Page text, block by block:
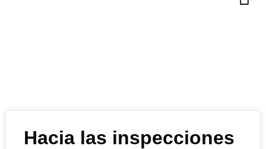
Hacia las inspecciones